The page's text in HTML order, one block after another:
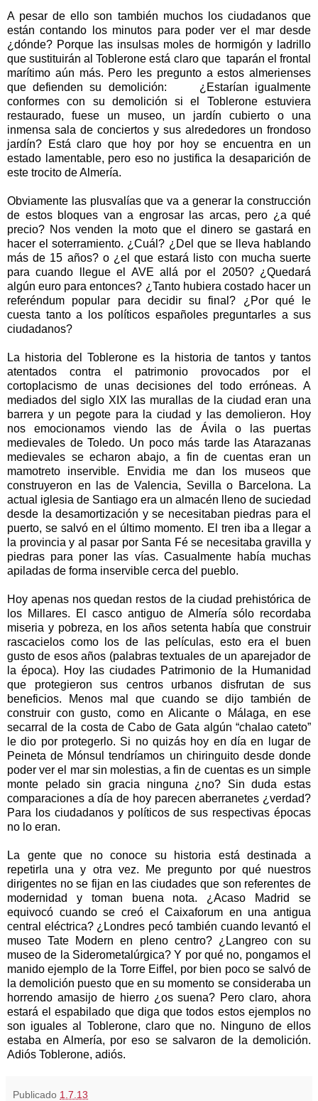
A pesar de ello son también muchos los ciudadanos que
están contando los minutos para poder ver el mar desde
¿dónde? Porque las insulsas moles de hormigón y ladrillo
que sustituirán al Toblerone está claro que taparán el frontal
marítimo aún más. Pero les pregunto a estos almerienses
que defienden su demolición: ¿Estarían igualmente
conformes con su demolición si el Toblerone estuviera
restaurado, fuese un museo, un jardín cubierto o una
inmensa sala de conciertos y sus alrededores un frondoso
jardín? Está claro que hoy por hoy se encuentra en un
estado lamentable, pero eso no justifica la desaparición de
este trocito de Almería.
Obviamente las plusvalías que va a generar la construcción
de estos bloques van a engrosar las arcas, pero ¿a qué
precio? Nos venden la moto que el dinero se gastará en
hacer el soterramiento. ¿Cuál? ¿Del que se lleva hablando
más de 15 años? o ¿el que estará listo con mucha suerte
para cuando llegue el AVE allá por el 2050? ¿Quedará
algún euro para entonces? ¿Tanto hubiera costado hacer un
referéndum popular para decidir su final? ¿Por qué le
cuesta tanto a los políticos españoles preguntarles a sus
ciudadanos?
La historia del Toblerone es la historia de tantos y tantos
atentados contra el patrimonio provocados por el
cortoplacismo de unas decisiones del todo erróneas. A
mediados del siglo XIX las murallas de la ciudad eran una
barrera y un pegote para la ciudad y las demolieron. Hoy
nos emocionamos viendo las de Ávila o las puertas
medievales de Toledo. Un poco más tarde las Atarazanas
medievales se echaron abajo, a fin de cuentas eran un
mamotreto inservible. Envidia me dan los museos que
construyeron en las de Valencia, Sevilla o Barcelona. La
actual iglesia de Santiago era un almacén lleno de suciedad
desde la desamortización y se necesitaban piedras para el
puerto, se salvó en el último momento. El tren iba a llegar a
la provincia y al pasar por Santa Fé se necesitaba gravilla y
piedras para poner las vías. Casualmente había muchas
apiladas de forma inservible cerca del pueblo.
Hoy apenas nos quedan restos de la ciudad prehistórica de
los Millares. El casco antiguo de Almería sólo recordaba
miseria y pobreza, en los años setenta había que construir
rascacielos como los de las películas, esto era el buen
gusto de esos años (palabras textuales de un aparejador de
la época). Hoy las ciudades Patrimonio de la Humanidad
que protegieron sus centros urbanos disfrutan de sus
beneficios. Menos mal que cuando se dijo también de
construir con gusto, como en Alicante o Málaga, en ese
secarral de la costa de Cabo de Gata algún “chalao cateto”
le dio por protegerlo. Si no quizás hoy en día en lugar de
Peineta de Mónsul tendríamos un chiringuito desde donde
poder ver el mar sin molestias, a fin de cuentas es un simple
monte pelado sin gracia ninguna ¿no? Sin duda estas
comparaciones a día de hoy parecen aberranetes ¿verdad?
Para los ciudadanos y políticos de sus respectivas épocas
no lo eran.
La gente que no conoce su historia está destinada a
repetirla una y otra vez. Me pregunto por qué nuestros
dirigentes no se fijan en las ciudades que son referentes de
modernidad y toman buena nota. ¿Acaso Madrid se
equivocó cuando se creó el Caixaforum en una antigua
central eléctrica? ¿Londres pecó también cuando levantó el
museo Tate Modern en pleno centro? ¿Langreo con su
museo de la Siderometalúrgica? Y por qué no, pongamos el
manido ejemplo de la Torre Eiffel, por bien poco se salvó de
la demolición puesto que en su momento se consideraba un
horrendo amasijo de hierro ¿os suena? Pero claro, ahora
estará el espabilado que diga que todos estos ejemplos no
son iguales al Toblerone, claro que no. Ninguno de ellos
estaba en Almería, por eso se salvaron de la demolición.
Adiós Toblerone, adiós.
Publicado 1.7.13